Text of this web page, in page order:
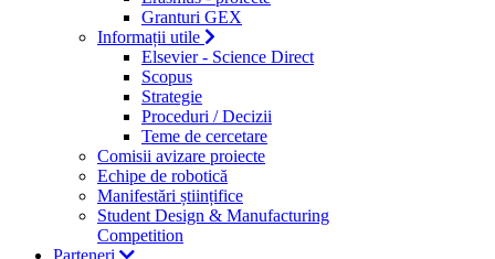
Granturi GEX
Informații utile
Elsevier - Science Direct
Scopus
Strategie
Proceduri / Decizii
Teme de cercetare
Comisii avizare proiecte
Echipe de robotică
Manifestări științifice
Student Design & Manufacturing
Competition
Parteneri